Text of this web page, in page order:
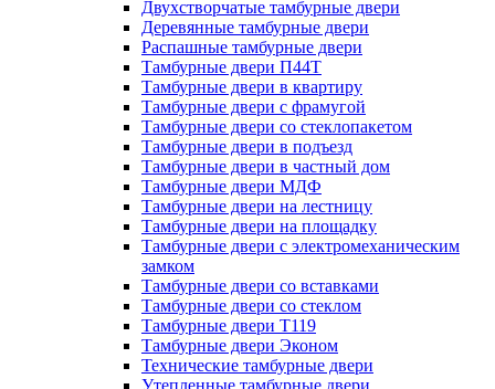
Двухстворчатые тамбурные двери
Деревянные тамбурные двери
Распашные тамбурные двери
Тамбурные двери П44Т
Тамбурные двери в квартиру
Тамбурные двери с фрамугой
Тамбурные двери со стеклопакетом
Тамбурные двери в подъезд
Тамбурные двери в частный дом
Тамбурные двери МДФ
Тамбурные двери на лестницу
Тамбурные двери на площадку
Тамбурные двери с электромеханическим
замком
Тамбурные двери со вставками
Тамбурные двери со стеклом
Тамбурные двери Т119
Тамбурные двери Эконом
Технические тамбурные двери
Утепленные тамбурные двери